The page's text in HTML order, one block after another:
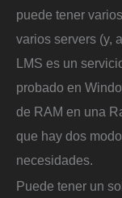
puede tener
varios servers (y,
LMS es un
probado en
de RAM en una
que hay dos
necesidades.
Puede tener un